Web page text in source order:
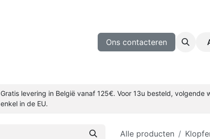
Blog
Ons contacteren
Gratis levering in België vanaf 125€. Voor 13u besteld,
enkel in de EU.
Alle producten